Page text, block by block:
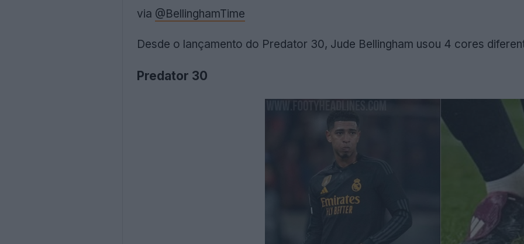
via @BellinghamTime
Desde o lançamento do Predator 30, Jude Bellingham usou 4 cores
Predator 30